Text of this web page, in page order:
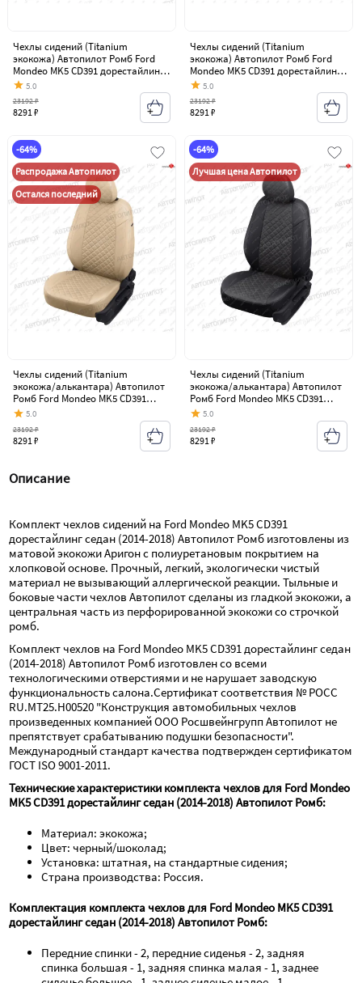
Чехлы сидений (Titanium
экокожа) Автопилот Ромб Ford
Mondeo MK5 CD391 дорестайлинг
седан (2014-2018)
5.0
8291 ₽
23192 ₽
Чехлы сидений (Titanium
экокожа) Автопилот Ромб Ford
Mondeo MK5 CD391 дорестайлинг
седан (2014-2018)
5.0
8291 ₽
23192 ₽
-64%
Распродажа Автопилот
Остался последний
Чехлы сидений (Titanium
экокожа/алькантара) Автопилот
Ромб Ford Mondeo MK5 CD391
дорестайлинг седан (2014-2018)
5.0
8291 ₽
23192 ₽
-64%
Лучшая цена Автопилот
Чехлы сидений (Titanium
экокожа/алькантара) Автопилот
Ромб Ford Mondeo MK5 CD391
дорестайлинг седан (2014-2018)
5.0
8291 ₽
23192 ₽
Описание
Комплект чехлов сидений на Ford Mondeo MK5 CD391
дорестайлинг седан (2014-2018) Автопилот Ромб изготовлены из
матовой экокожи Аригон с полиуретановым покрытием на
хлопковой основе. Прочный, легкий, экологически чистый
материал не вызывающий аллергической реакции. Тыльные и
боковые части чехлов Автопилот сделаны из гладкой экокожи, а
центральная часть из перфорированной экокожи со строчкой
ромб.
Комплект чехлов на Ford Mondeo MK5 CD391 дорестайлинг седан
(2014-2018) Автопилот Ромб изготовлен со всеми
технологическими отверстиями и не нарушает заводскую
функциональность салона.Сертификат соответствия № РОСС
RU.МТ25.Н00520 "Конструкция автомобильных чехлов
произведенных компанией ООО Росшвейнгрупп Автопилот не
препятствует срабатыванию подушки безопасности".
Международный стандарт качества подтвержден сертификатом
ГОСТ ISO 9001-2011.
Технические характеристики комплекта чехлов для Ford Mondeo
MK5 CD391 дорестайлинг седан (2014-2018) Автопилот Ромб:
Материал: экокожа;
Цвет: черный/шоколад;
Установка: штатная, на стандартные сидения;
Страна производства: Россия.
Комплектация комплекта чехлов для Ford Mondeo MK5 CD391
дорестайлинг седан (2014-2018) Автопилот Ромб:
Передние спинки - 2, передние сиденья - 2, задняя
спинка большая - 1, задняя спинка малая - 1, заднее